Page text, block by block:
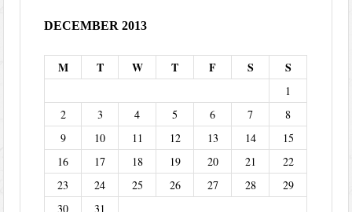
DECEMBER 2013
M T W T F S S
1
2
3 4 5 6 7
8
9
10 11 12 13 14
15
16
17 18 19 20 21
22
23
24 25 26 27 28
29
30
31